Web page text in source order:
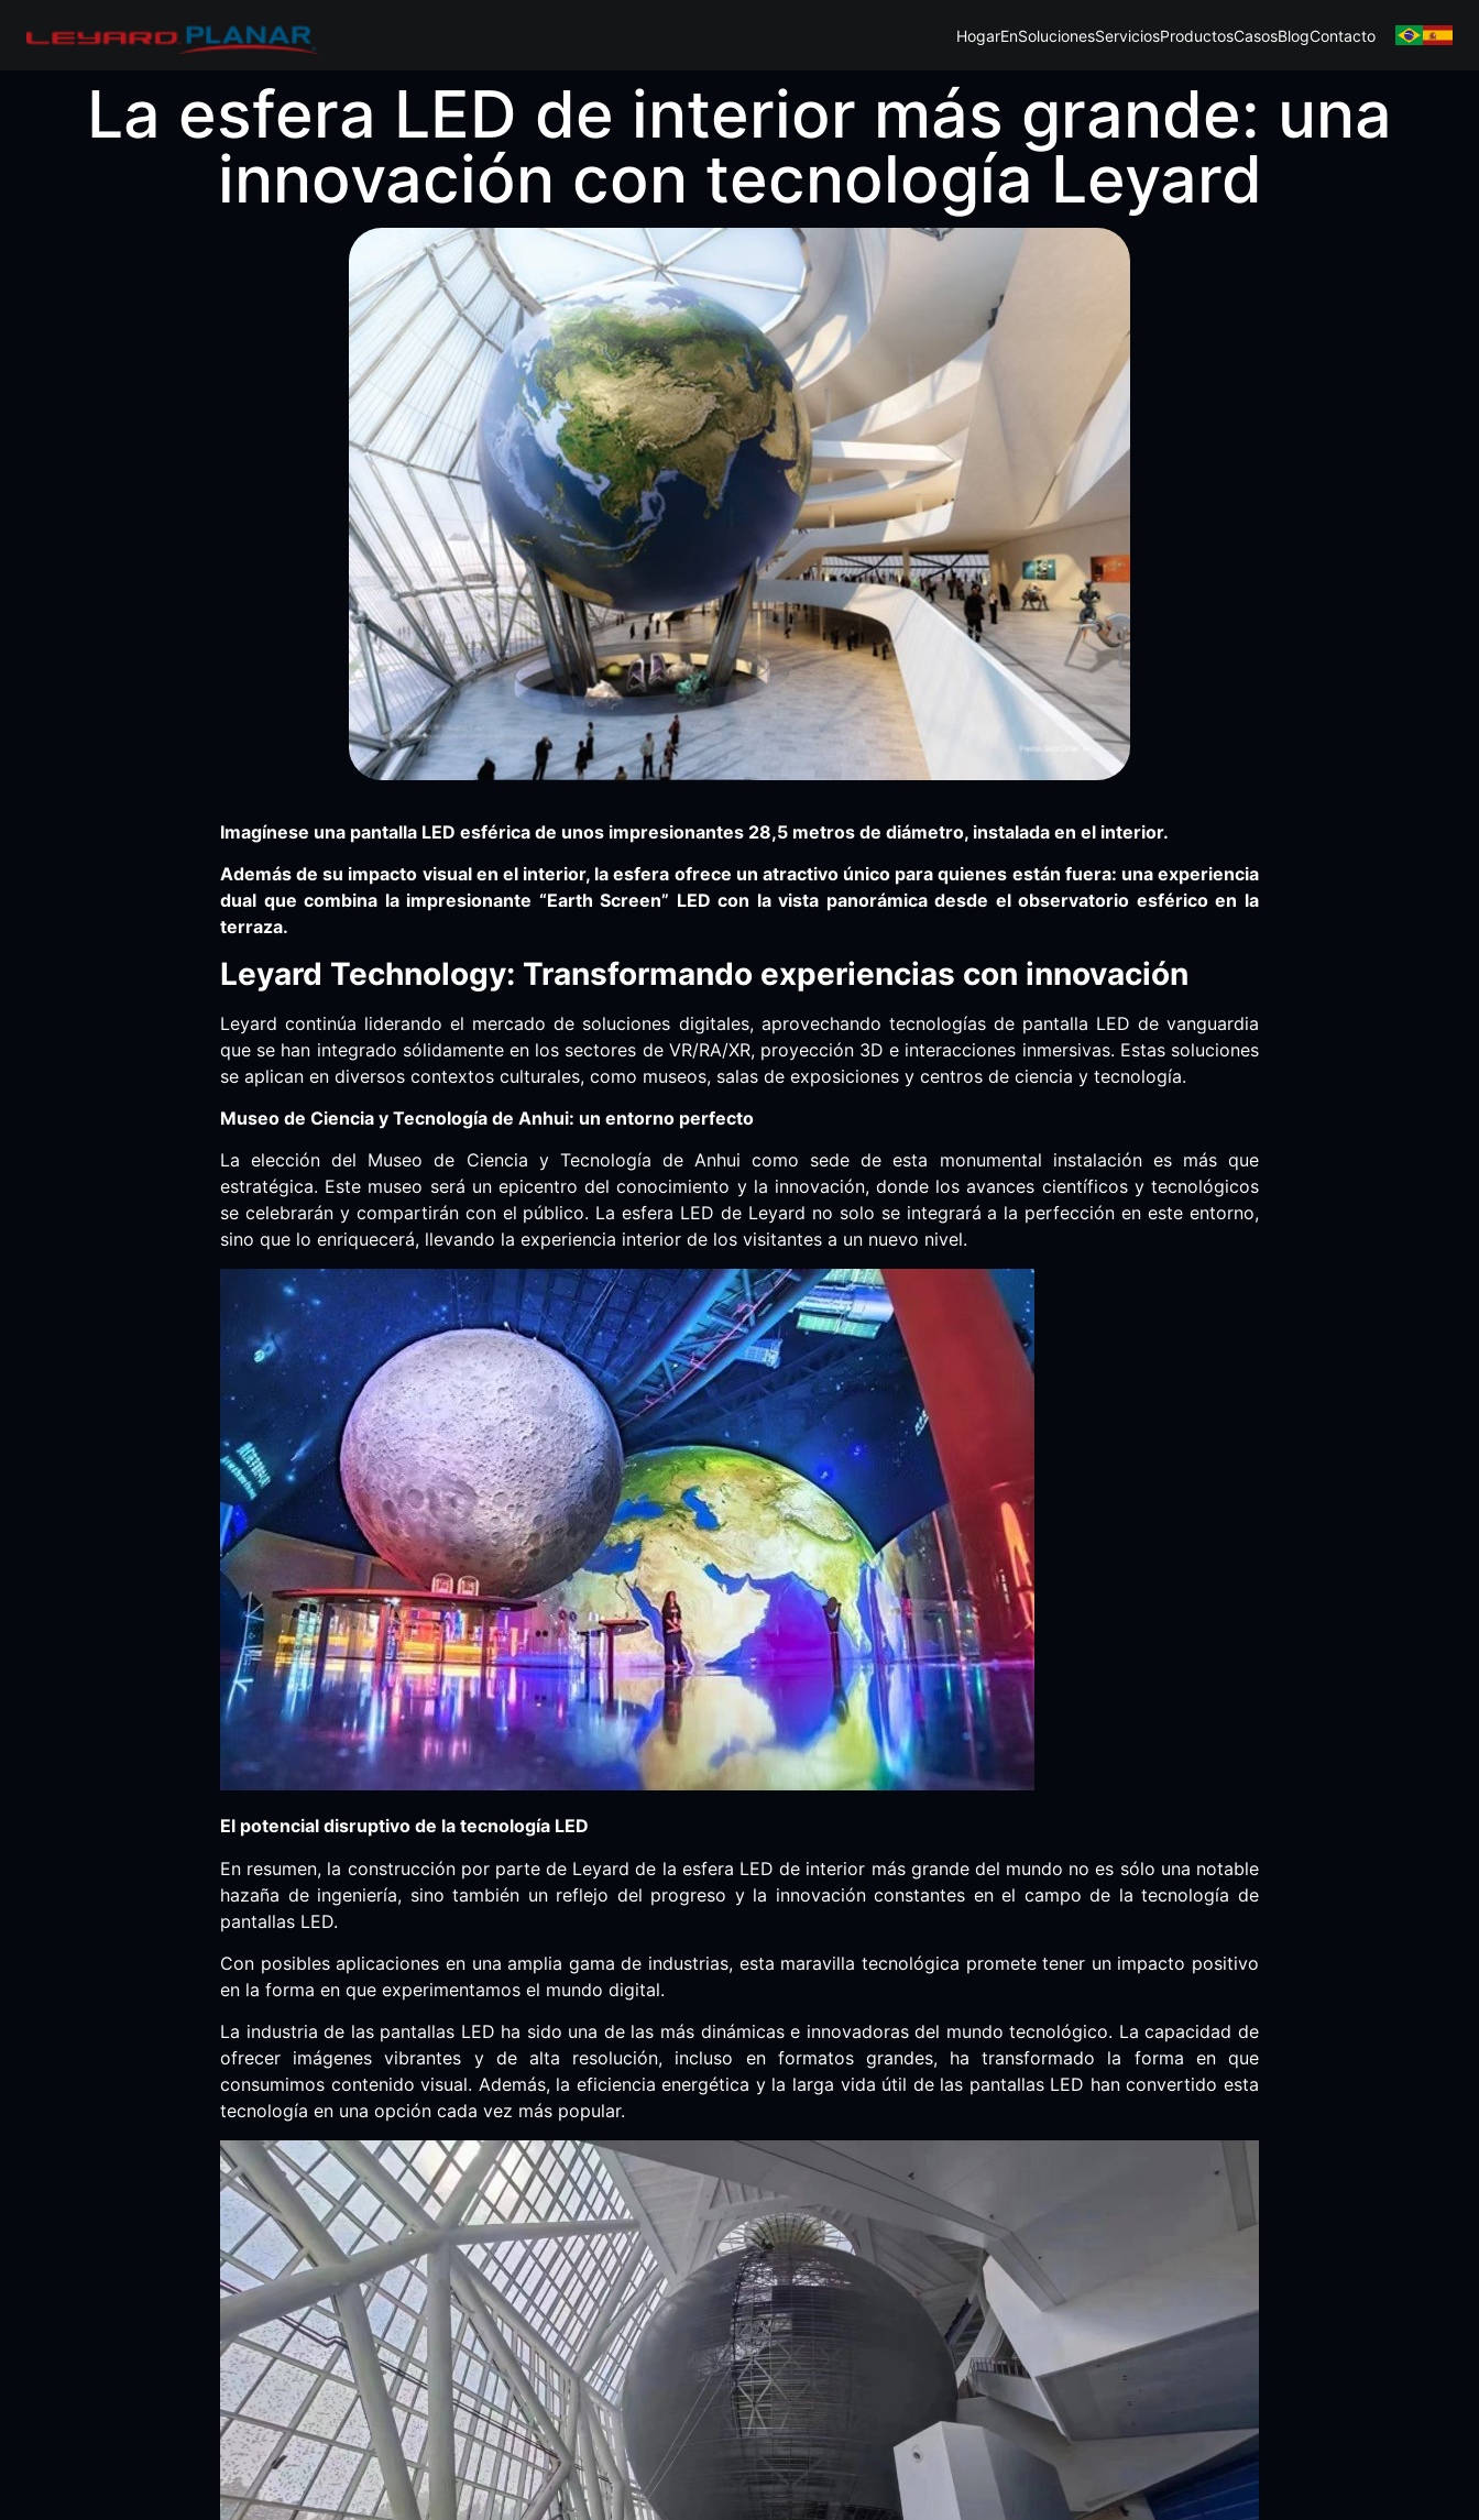
HogarEnSolucionesServiciosProductosCasosBlogContacto
La esfera LED de interior más grande: una
innovación con tecnología Leyard
Imagínese una pantalla LED esférica de unos impresionantes 28,5 metros de diámetro, instalada en el interior.
Además de su impacto visual en el interior, la esfera ofrece un atractivo único para quienes están fuera: una experiencia
dual que combina la impresionante “Earth Screen” LED con la vista panorámica desde el observatorio esférico en la
terraza.
Leyard Technology: Transformando experiencias con innovación
Leyard continúa liderando el mercado de soluciones digitales, aprovechando tecnologías de pantalla LED de vanguardia
que se han integrado sólidamente en los sectores de VR/RA/XR, proyección 3D e interacciones inmersivas. Estas soluciones
se aplican en diversos contextos culturales, como museos, salas de exposiciones y centros de ciencia y tecnología.
Museo de Ciencia y Tecnología de Anhui: un entorno perfecto
La elección del Museo de Ciencia y Tecnología de Anhui como sede de esta monumental instalación es más que
estratégica. Este museo será un epicentro del conocimiento y la innovación, donde los avances científicos y tecnológicos
se celebrarán y compartirán con el público. La esfera LED de Leyard no solo se integrará a la perfección en este entorno,
sino que lo enriquecerá, llevando la experiencia interior de los visitantes a un nuevo nivel.
El potencial disruptivo de la tecnología LED
En resumen, la construcción por parte de Leyard de la esfera LED de interior más grande del mundo no es sólo una notable
hazaña de ingeniería, sino también un reflejo del progreso y la innovación constantes en el campo de la tecnología de
pantallas LED.
Con posibles aplicaciones en una amplia gama de industrias, esta maravilla tecnológica promete tener un impacto positivo
en la forma en que experimentamos el mundo digital.
La industria de las pantallas LED ha sido una de las más dinámicas e innovadoras del mundo tecnológico. La capacidad de
ofrecer imágenes vibrantes y de alta resolución, incluso en formatos grandes, ha transformado la forma en que
consumimos contenido visual. Además, la eficiencia energética y la larga vida útil de las pantallas LED han convertido esta
tecnología en una opción cada vez más popular.